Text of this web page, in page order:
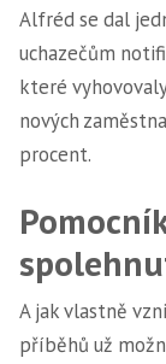
Alfréd se dal
uchazečům
které
nových
procent.
A jak vlastně
příběhů už